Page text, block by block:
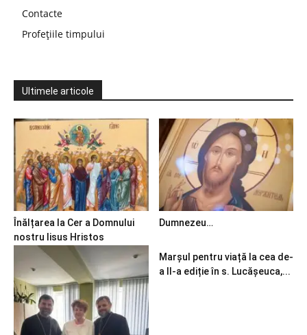
Contacte
Profețiile timpului
Ultimele articole
Înălțarea la Cer a Domnului
nostru Iisus Hristos
Dumnezeu…
Marșul pentru viață la cea de-
a II-a ediție în s. Lucășeuca,...